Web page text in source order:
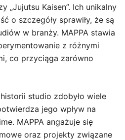
„Jujutsu Kaisen”. Ich unikalny
o szczegóły sprawiły, że są
w branży. MAPPA stawia
z różnymi
co przyciąga zarówno
studio zdobyło wiele
jego wpływ na
MAPPA angażuje się
oraz projekty związane